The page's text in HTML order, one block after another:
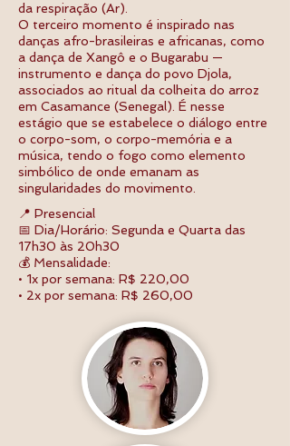
da respiração (Ar).
O terceiro momento é inspirado nas
danças afro-brasileiras e africanas, como
a dança de Xangô e o Bugarabu —
instrumento e dança do povo Djola,
associados ao ritual da colheita do arroz
em Casamance (Senegal). É nesse
estágio que se estabelece o diálogo entre
o corpo-som, o corpo-memória e a
música, tendo o fogo como elemento
simbólico de onde emanam as
singularidades do movimento.
📍 Presencial
📅 Dia/Horário: Segunda e Quarta das
17h30 às 20h30
💰 Mensalidade:
• 1x por semana: R$ 220,00
• 2x por semana: R$ 260,00